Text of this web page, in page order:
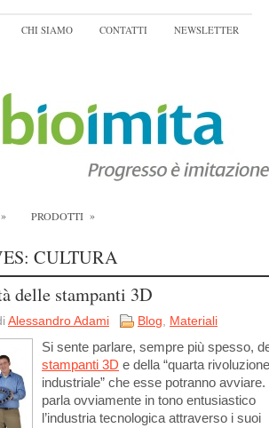
CHI SIAMO CONTATTI NEWSLETTER
» PRODOTTI »
CULTURA
delle stampanti 3D
Alessandro Adami Blog, Materiali
Si sente parlare, sempre più spesso,
stampanti 3D e della “quarta rivoluzione
industriale” che esse potranno avviare.
parla ovviamente in tono entusiastico
l’industria tecnologica attraverso i suoi